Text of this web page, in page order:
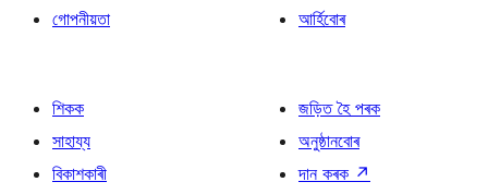
গোপনীয়তা
আৰ্হিবোৰ
শিকক
সাহায্য
বিকাশকাৰী
জড়িত হৈ পৰক
অনুষ্ঠানবোৰ
দান কৰক ↗